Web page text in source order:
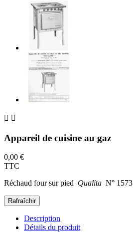
 
Appareil de cuisine au gaz
0,00 €
TTC
Réchaud four sur pied Qualita N° 1573
Description
Détails du produit